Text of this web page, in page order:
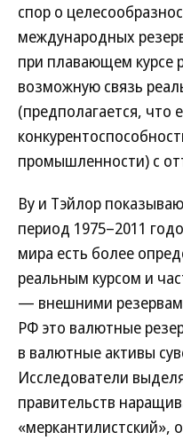
спор о
международных
при плавающем курсе
возможную связь
(предполагается, что
промышленности) с
Ву и Тэйлор
период 1975–2011
мира есть более
реальным курсом и
— внешними
РФ это валютные
в валютные активы
Исследователи
правительств